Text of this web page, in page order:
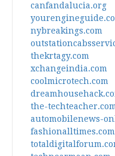
canfandalucia.org
nybreakings.com
thekrtagy.com
xchangeindia.com
coolmicrotech.com
the-
automobilenews-
fashionalltimes.com